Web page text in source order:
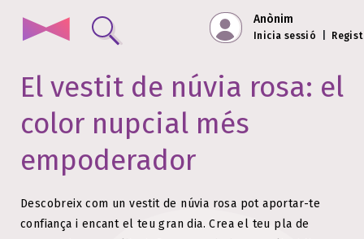
Anònim
Inicia sessió
El vestit de núvia rosa: el
color nupcial més
empoderador
Descobreix com un vestit de núvia rosa pot aportar-te
confiança i encant el teu gran dia. Crea el teu pla de